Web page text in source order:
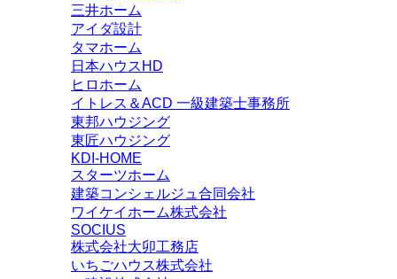
三井ホーム
アイダ設計
タマホーム
日本ハウスHD
ヒロホーム
イトレス＆ACD 一級建築士事務所
東邦ハウジング
東匠ハウジング
KDI-HOME
スターツホーム
建築コンシェルジュ合同会社
ワイケイホーム株式会社
SOCIUS
株式会社大卯工務店
いちごハウス株式会社